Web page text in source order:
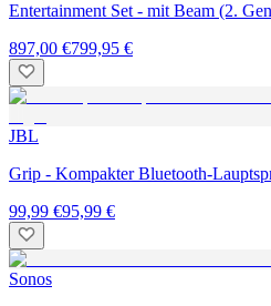
Entertainment Set - mit Beam (2.
897,00 €799,95 €
JBL
Grip - Kompakter Bluetooth-
99,99 €95,99 €
Sonos